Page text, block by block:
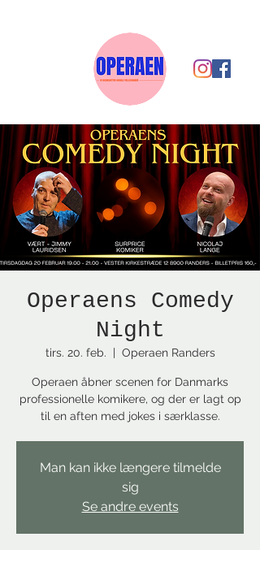
Operaens Comedy
Night
tirs. 20. feb.
  |
Operaen Randers
Operaen åbner scenen for Danmarks
professionelle komikere, og der er lagt op
til en aften med jokes i særklasse.
Man kan ikke længere tilmelde
sig
Se andre events